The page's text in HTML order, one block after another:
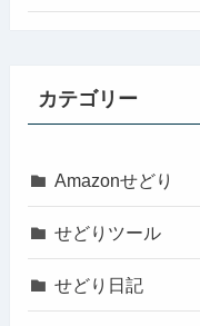
カテゴリー
Amazonせどり
せどりツール
せどり日記